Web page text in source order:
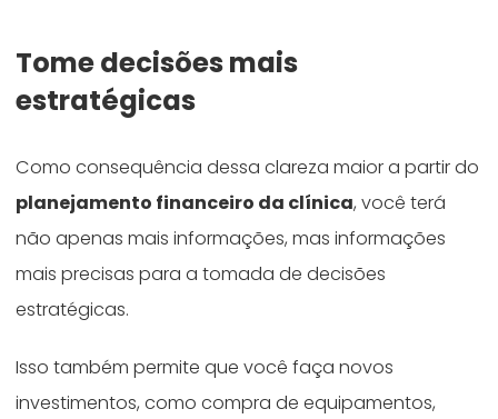
Tome decisões mais
estratégicas
Como consequência dessa clareza maior a partir do
planejamento financeiro da clínica, você terá
não apenas mais informações, mas informações
mais precisas para a tomada de decisões
estratégicas.
Isso também permite que você faça novos
investimentos, como compra de equipamentos,